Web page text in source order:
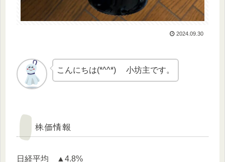
2024.09.30
こんにちは(*^^*) 小坊主です。
株価情報
日経平均 ▲4.8%